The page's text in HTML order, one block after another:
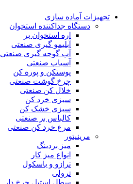
تجهیزات آماده سازی
دستگاه جداکننده استخوان
اره استخوان بر
آبلیمو گیری صنعتی
آب گوجه گیری صنعتی
آسیاب صنعتی
پوستکن و پوره کن
چرخ گوشت صنعتی
خلال کن صنعتی
سبزی خرد کن
سبزی خشک کن
کالباس بر صنعتی
مرغ خرد کن صنعتی
مرینیتور
میز بردینگ
انواع میز کار
ترازو و باسکول
ترولی
سطل استیل چرخ دار